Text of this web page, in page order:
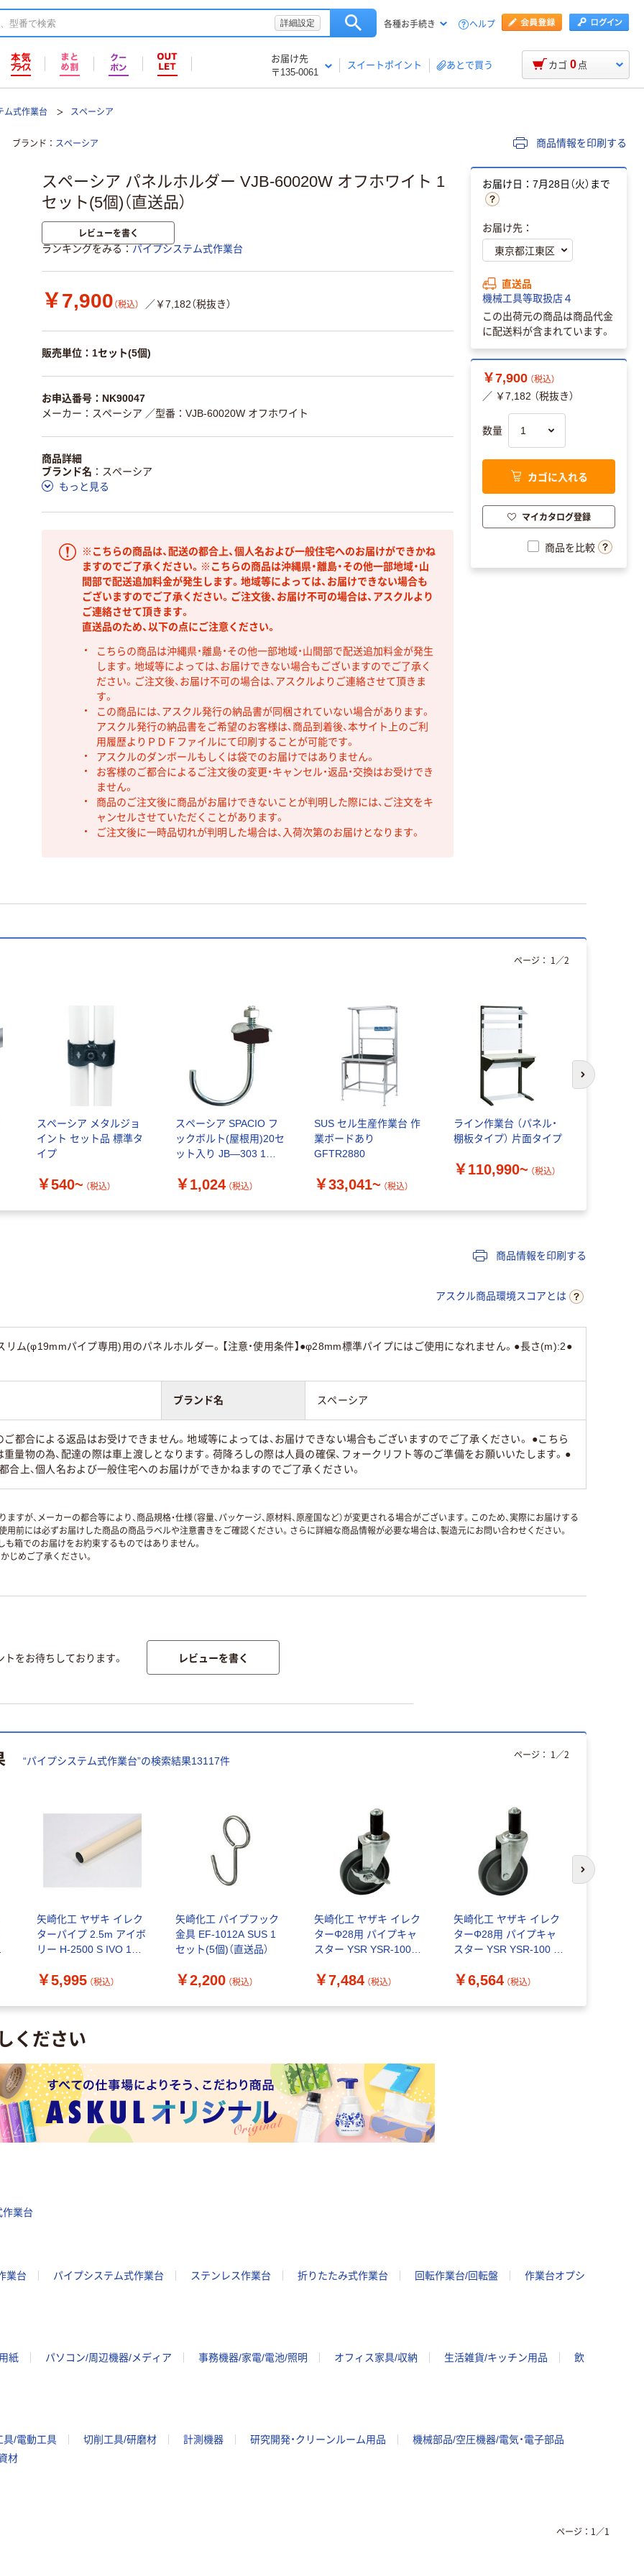
詳細設定 各種お手続き ヘルプ
お届け先
〒135-0061
スイートポイント あとで買う カゴ 0 点
ム式作業台 スペーシア
ブランド スペーシア 商品情報を印刷する
スペーシア パネルホルダー VJB-60020W オフホワイト 1
セット(5個)（直送品）
レビューを書く
ランキングをみる パイプシステム式作業台
￥7,900 （税込） ／￥7,182（税抜き）
販売単位：1セット(5個)
お申込番号：NK90047
メーカー：スペーシア ／型番：VJB-60020W オフホワイト
商品詳細
ブランド名
スペーシア
もっと見る
※こちらの商品は、配送の都合上、個人名および一般住宅へのお届けができかね
ますのでご了承ください。※こちらの商品は沖縄県・離島・その他一部地域・山
間部で配送追加料金が発生します。地域等によっては、お届けできない場合も
ございますのでご了承ください。ご注文後、お届け不可の場合は、アスクルより
ご連絡させて頂きます。
直送品のため、以下の点にご注意ください。
こちらの商品は沖縄県・離島・その他一部地域・山間部で配送追加料金が発生
します。地域等によっては、お届けできない場合もございますのでご了承く
ださい。ご注文後、お届け不可の場合は、アスクルよりご連絡させて頂きま
す。
この商品には、アスクル発行の納品書が同梱されていない場合があります。
アスクル発行の納品書をご希望のお客様は、商品到着後、本サイト上のご利
用履歴よりＰＤＦファイルにて印刷することが可能です。
アスクルのダンボールもしくは袋でのお届けではありません。
お客様のご都合によるご注文後の変更・キャンセル・返品・交換はお受けでき
ません。
商品のご注文後に商品がお届けできないことが判明した際には、ご注文をキ
ャンセルさせていただくことがあります。
ご注文後に一時品切れが判明した場合は、入荷次第のお届けとなります。
お届け日：7月28日（火）まで
お届け先：
直送品
機械工具等取扱店４
この出荷元の商品は商品代金
に配送料が含まれています。
￥7,900 （税込）
／ ￥7,182 （税抜き）
数量
カゴに入れる
マイカタログ登録
商品を比較
スペーシア メタルジョ
イント セット品 標準タ
イプ
￥540~ （税込）
スペーシア SPACIO フ
ックボルト(屋根用)20セ
ット入り JB―303 1個
￥1,024 （税込）
SUS セル生産作業台 作
業ボードあり
GFTR2880
￥33,041~ （税込）
ライン作業台 （パネル・
棚板タイプ） 片面タイプ
￥110,990~ （税込）
ページ： 1 ／2
次のスライド
商品情報を印刷する
アスクル商品環境スコアとは
リム(φ19mmパイプ専用)用のパネルホルダー。【注意・使用条件】●φ28mm標準パイプにはご使用になれません。●長さ(m):2●
ブランド名 スペーシア
ご都合による返品はお受けできません。地域等によっては、お届けできない場合もございますのでご了承ください。 ●こちら
量物の為、配達の際は車上渡しとなります。荷降ろしの際は人員の確保、フォークリフト等のご準備をお願いいたします。●
合上、個人名および一般住宅へのお届けができかねますのでご了承ください。
が、メーカーの都合等により、商品規格・仕様（容量、パッケージ、原材料、原産国など）が変更される場合がございます。このため、実際にお届けする
前には必ずお届けした商品の商品ラベルや注意書きをご確認ください。さらに詳細な商品情報が必要な場合は、製造元にお問い合わせください。
も箱でのお届けをお約束するものではありません。
じめご了承ください。
をお待ちしております。 レビューを書く
“パイプシステム式作業台”の検索結果13117件
矢崎化工 ヤザキ イレク
ターパイプ 2.5m アイボ
リー H-2500 S IVO 1セ
品）
￥5,995 （税込）
矢崎化工 パイプフック
金具 EF-1012A SUS 1
セット(5個)（直送品）
￥2,200 （税込）
矢崎化工 ヤザキ イレク
ターΦ28用 パイプキャ
スター YSR YSR-100S
￥7,484 （税込）
矢崎化工 ヤザキ イレク
ターΦ28用 パイプキャ
スター YSR YSR-100 1
￥6,564 （税込）
ページ： 1 ／2
次のスライド
ください
作業台
業台 パイプシステム式作業台 ステンレス作業台 折りたたみ式作業台 回転作業台/回転盤
作業台オプシ
紙 パソコン/周辺機器/メディア 事務機器/家電/電池/照明 オフィス家具/収納 生活雑貨/キッチン用品
飲
具/電動工具 切削工具/研磨材 計測機器 研究開発・クリーンルーム用品
機械部品/空圧機器/電気・電子部品
材
ページ： 1 ／1